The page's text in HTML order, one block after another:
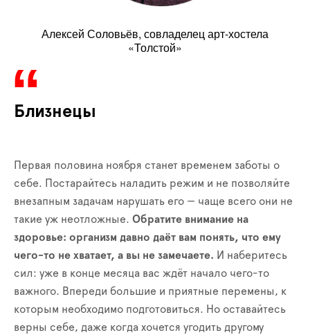
Алексей Соловьёв, совладелец арт-хостела
«Толстой»
Близнецы
Первая половина ноября станет временем заботы о
себе. Постарайтесь наладить режим и не позволяйте
внезапным задачам нарушать его — чаще всего они не
такие уж неотложные. Обратите внимание на
здоровье: организм давно даёт вам понять, что ему
чего-то не хватает, а вы не замечаете. И наберитесь
сил: уже в конце месяца вас ждёт начало чего-то
важного. Впереди большие и приятные перемены, к
которым необходимо подготовиться. Но оставайтесь
верны себе, даже когда хочется угодить другому